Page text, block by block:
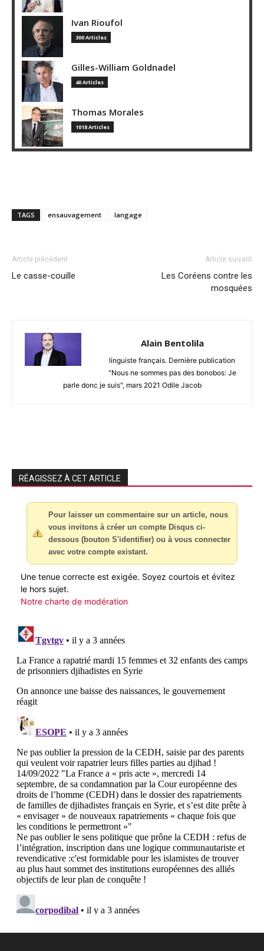
Ivan Rioufol
300 Articles
Gilles-William Goldnadel
40 Articles
Thomas Morales
1018 Articles
TAGS ensauvagement langage
Article précédent
Le casse-couille
Article suivant
Les Coréens contre les
mosquées
Alain Bentolila
linguiste français. Dernière publication
"Nous ne sommes pas des bonobos: Je
parle donc je suis", mars 2021 Odile Jacob
RÉAGISSEZ À CET ARTICLE
Pour laisser un commentaire sur un article, nous
vous invitons à créer un compte Disqus ci-
dessous (bouton S'identifier) ou à vous connecter
avec votre compte existant.
Une tenue correcte est exigée. Soyez courtois et évitez
le hors sujet.
Notre charte de modération